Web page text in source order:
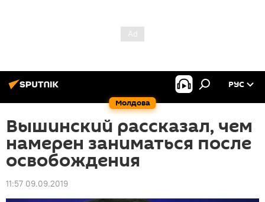
Молдова
РУС
Вышинский рассказал, чем
намерен заниматься после
освобождения
11:57 09.09.2019